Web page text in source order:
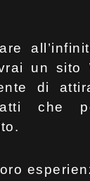
un sito
di
che